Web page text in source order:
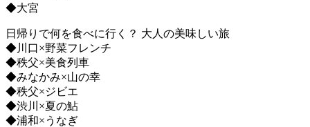
◆大宮
日帰りで何を食べに行く？ 大人の美味しい旅
◆川口×野菜フレンチ
◆秩父×美食列車
◆みなかみ×山の幸
◆秩父×ジビエ
◆渋川×夏の鮎
◆浦和×うなぎ